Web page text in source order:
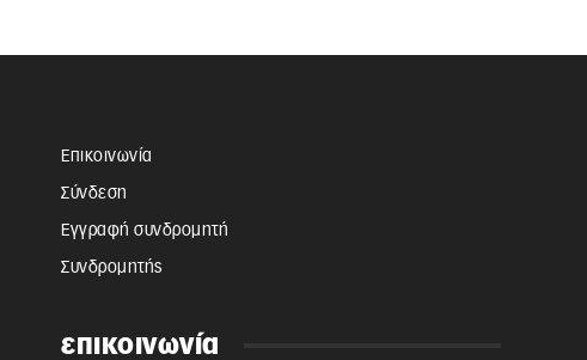
Επικοινωνία
Σύνδεση
Εγγραφή συνδρομητή
Συνδρομητής
επικοινωνία